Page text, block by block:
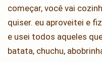
começar, você vai
quiser. eu aproveitei e
e usei todos aqueles
batata, chuchu,